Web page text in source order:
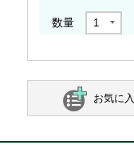
数量
お気に